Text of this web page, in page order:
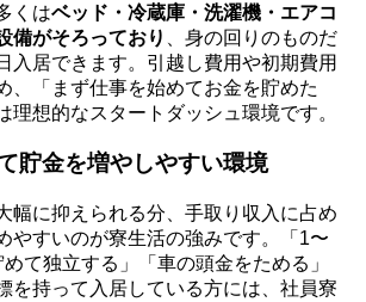
くはベッド・冷蔵庫・洗濯機・エアコ
備がそろっており
、身の回りのものだ
入居できます。引越し費用や初期費用
、「まず仕事を始めてお金を貯めた
理想的なスタートダッシュ環境です。
貯金を増やしやすい環境
幅に抑えられる分、手取り収入に占め
やすいのが寮生活の強みです。「1〜
て独立する」「車の頭金をためる」
を持って入居している方には、社員寮